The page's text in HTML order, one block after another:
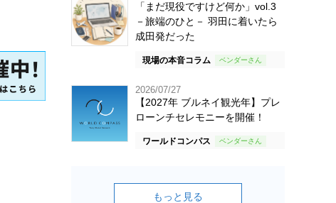
「まだ現役ですけど何か」vol.3
－旅端のひと－ 羽田に着いたら
成田発だった
現場の本音コラム
2026/07/27
【2027年 ブルネイ観光年】プレ
ローンチセレモニーを開催！
ワールドコンパス
もっと見る